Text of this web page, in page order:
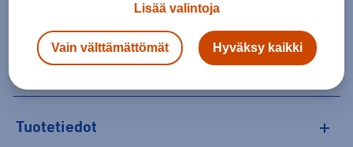
Personoitujen tuotteiden vaihto ja palautus
Tuotetiedot
Lisää valintoja
Vain välttämättömät Hyväksy kaikki